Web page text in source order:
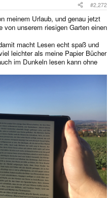
#2,272
meinem Urlaub, und genau jetzt
unserem riesigen Garten einen
macht Lesen echt spaß und
leichter als meine Papier Bücher
im Dunkeln lesen kann ohne